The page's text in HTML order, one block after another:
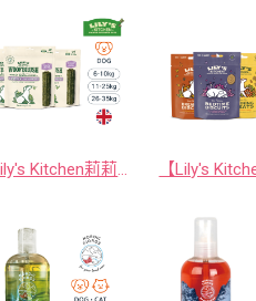
【Lily's Kitchen莉莉廚房】英國原裝進口 進階版沃夫潔牙棒/潔牙骨｜WOOF BRUSH ‧ 腸胃益生元配方